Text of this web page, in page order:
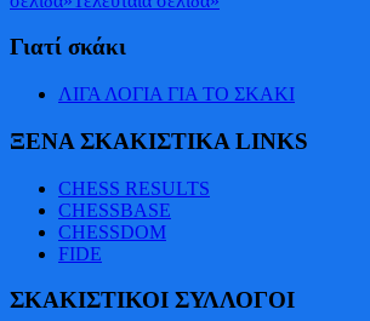
Γιατί σκάκι
ΛΙΓΑ ΛΟΓΙΑ ΓΙΑ ΤΟ ΣΚΑΚΙ
ΞΕΝΑ ΣΚΑΚΙΣΤΙΚΑ LINKS
CHESS RESULTS
CHESSBASE
CHESSDOM
FIDE
ΣΚΑΚΙΣΤΙΚΟΙ ΣΥΛΛΟΓΟΙ